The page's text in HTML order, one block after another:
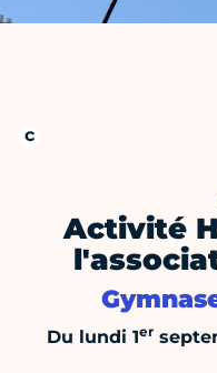
Activité
Du lundi 1er